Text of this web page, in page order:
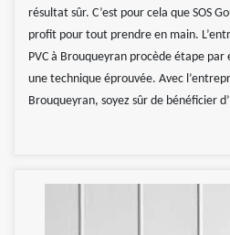
résultat sûr. C’est pour cela que SOS
profit pour tout prendre en main.
PVC à Brouqueyran procède étape
une technique éprouvée. Avec
Brouqueyran, soyez sûr de bénéficier